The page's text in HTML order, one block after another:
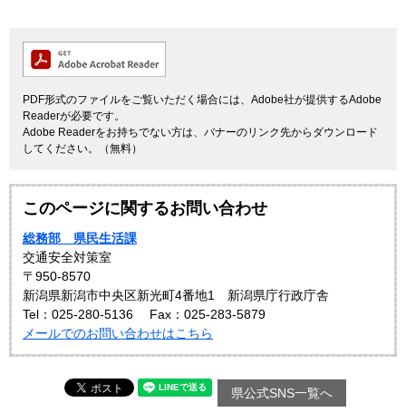
PDF形式のファイルをご覧いただく場合には、Adobe社が提供するAdobe
Readerが必要です。
Adobe Readerをお持ちでない方は、バナーのリンク先からダウンロード
してください。（無料）
このページに関するお問い合わせ
総務部 県民生活課
交通安全対策室
〒950-8570
新潟県新潟市中央区新光町4番地1 新潟県庁行政庁舎
Tel：025-280-5136
Fax：025-283-5879
メールでのお問い合わせはこちら
県公式SNS一覧へ